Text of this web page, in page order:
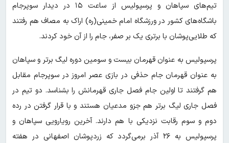
تیم‌های سپاهان و پرسپولیس از ساعت ۱۵ در دیدار سوپرجام
باشگاه‌های کشور در ورزشگاه امام خمینی(ره) اراک به مصاف هم رفتند
که طلایی‌پوشان با برتری یک بر صفر، جام را از آن خود کردند.
پرسپولیس به عنوان قهرمان بیست و سومین دوره لیگ برتر و سپاهان
به عنوان قهرمان جام حذفی در بازی عصر امروز در سوپرجام مقابل
هم گرفتند تا اولین جام فصل جاری قهرمانش را بشناسد. دو تیم در
فصل جاری لیگ برتر هم جزو مدعیان هستند و با قرار گرفتن در رده
دوم و سوم رقابت نزدیکی با هم دارند. آخرین رویارویی سپاهان و
پرسپولیس به ۲۶ آذر برمی‌گردد که زردپوشان اصفهانی در هفته